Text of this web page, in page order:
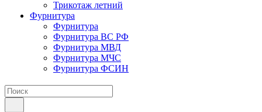
Трикотаж летний
Фурнитура
Фурнитура
Фурнитура ВС РФ
Фурнитура МВД
Фурнитура МЧС
Фурнитура ФСИН